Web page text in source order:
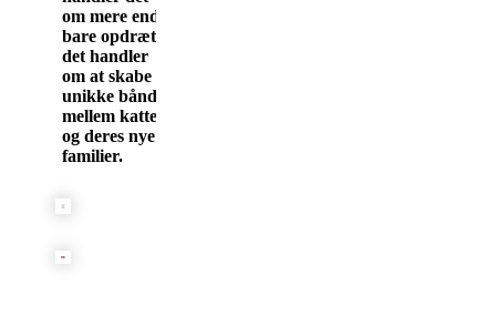
om mere end
bare opdræt -
det handler
om at skabe
unikke bånd
mellem katte
og deres nye
familier.